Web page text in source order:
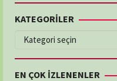
KATEGORİLER
KATEGORİLER
EN ÇOK İZLENENLER